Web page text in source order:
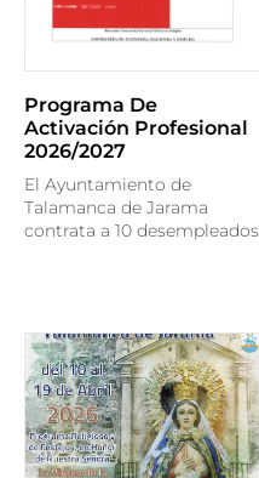
Programa De
Activación Profesional
2026/2027
El Ayuntamiento de
Talamanca de Jarama
contrata a 10 desempleados